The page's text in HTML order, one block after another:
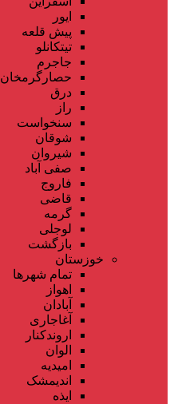
ایور
پیش قلعه
تیتکانلو
جاجرم
حصارگرمخان
درق
راز
سنخواست
شوقان
شیروان
صفی آباد
فاروج
قاضی
گرمه
لوجلی
بازگشت
خوزستان
تمام شهر‌ها
اهواز
آبادان
آغاجاری
اروندکنار
الوان
امیدیه
اندیمشک
ایذه